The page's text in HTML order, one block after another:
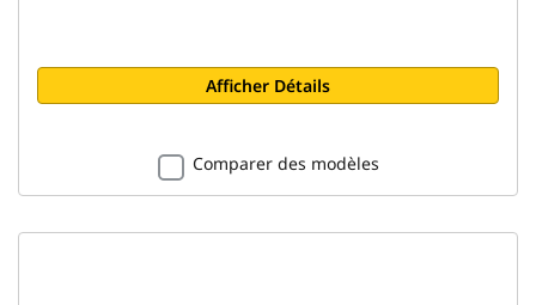
Afficher Détails
Comparer des modèles